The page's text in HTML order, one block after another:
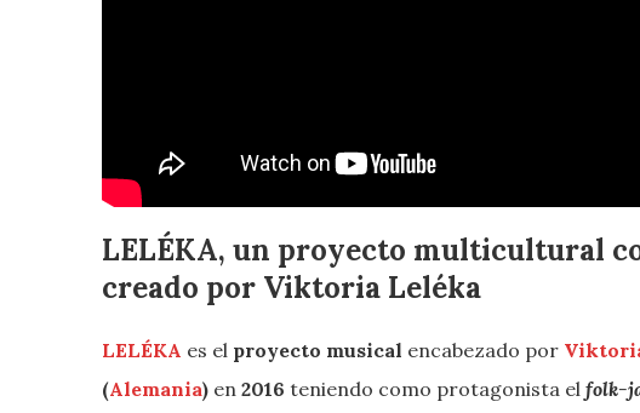
LELÉKA, un proyecto multicultural
creado por Viktoria Leléka
LELÉKA es el proyecto musical encabezado por
(Alemania) en 2016 teniendo como protagonista el folk-